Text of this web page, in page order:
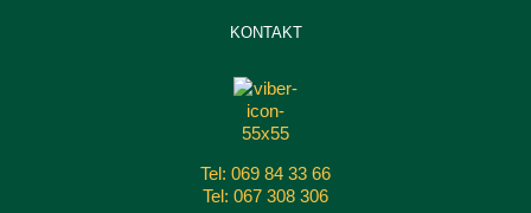
KONTAKT
Tel: 069 84 33 66
Tel: 067 308 306